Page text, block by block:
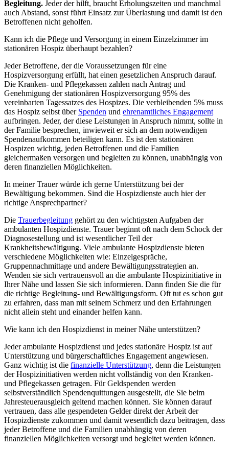
Begleitung. Jeder der hilft, braucht Erholungszeiten und manchmal
auch Abstand, sonst führt Einsatz zur Überlastung und damit ist den
Betroffenen nicht geholfen.
Kann ich die Pflege und Versorgung in einem Einzelzimmer im
stationären Hospiz überhaupt bezahlen?
Jeder Betroffene, der die Voraussetzungen für eine
Hospizversorgung erfüllt, hat einen gesetzlichen Anspruch darauf.
Die Kranken- und Pflegekassen zahlen nach Antrag und
Genehmigung der stationären Hospizversorgung 95% des
vereinbarten Tagessatzes des Hospizes. Die verbleibenden 5% muss
das Hospiz selbst über Spenden und ehrenamtliches Engagement
aufbringen. Jeder, der diese Leistungen in Anspruch nimmt, sollte in
der Familie besprechen, inwieweit er sich an dem notwendigen
Spendenaufkommen beteiligen kann. Es ist den stationären
Hospizen wichtig, jeden Betroffenen und die Familien
gleichermaßen versorgen und begleiten zu können, unabhängig von
deren finanziellen Möglichkeiten.
In meiner Trauer würde ich gerne Unterstützung bei der
Bewältigung bekommen. Sind die Hospizdienste auch hier der
richtige Ansprechpartner?
Die Trauerbegleitung gehört zu den wichtigsten Aufgaben der
ambulanten Hospizdienste. Trauer beginnt oft nach dem Schock der
Diagnosestellung und ist wesentlicher Teil der
Krankheitsbewältigung. Viele ambulante Hospizdienste bieten
verschiedene Möglichkeiten wie: Einzelgespräche,
Gruppennachmittage und andere Bewältigungsstrategien an.
Wenden sie sich vertrauensvoll an die ambulante Hospizinitiative in
Ihrer Nähe und lassen Sie sich informieren. Dann finden Sie die für
die richtige Begleitung- und Bewältigungsform. Oft tut es schon gut
zu erfahren, dass man mit seinem Schmerz und den Erfahrungen
nicht allein steht und einander helfen kann.
Wie kann ich den Hospizdienst in meiner Nähe unterstützen?
Jeder ambulante Hospizdienst und jedes stationäre Hospiz ist auf
Unterstützung und bürgerschaftliches Engagement angewiesen.
Ganz wichtig ist die finanzielle Unterstützung, denn die Leistungen
der Hospizinitiativen werden nicht vollständig von den Kranken-
und Pflegekassen getragen. Für Geldspenden werden
selbstverständlich Spendenquittungen ausgestellt, die Sie beim
Jahresteuerausgleich geltend machen können. Sie können darauf
vertrauen, dass alle gespendeten Gelder direkt der Arbeit der
Hospizdienste zukommen und damit wesentlich dazu beitragen, dass
jeder Betroffene und die Familien unabhängig von deren
finanziellen Möglichkeiten versorgt und begleitet werden können.